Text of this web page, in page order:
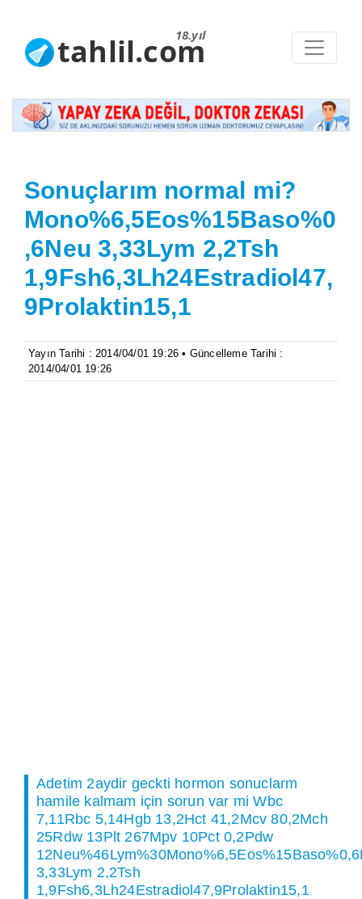
18.yıl
tahlil.com
Sonuçlarım normal mi?
Mono%6,5Eos%15Baso%0
,6Neu 3,33Lym 2,2Tsh
1,9Fsh6,3Lh24Estradiol47,
9Prolaktin15,1
Yayın Tarihi : 2014/04/01 19:26 • Güncelleme Tarihi :
2014/04/01 19:26
Adetim 2aydir geckti hormon sonuclarm
hamile kalmam için sorun var mi Wbc
7,11Rbc 5,14Hgb 13,2Hct 41,2Mcv 80,2Mch
25Rdw 13Plt 267Mpv 10Pct 0,2Pdw
3,33Lym 2,2Tsh
1,9Fsh6,3Lh24Estradiol47,9Prolaktin15,1